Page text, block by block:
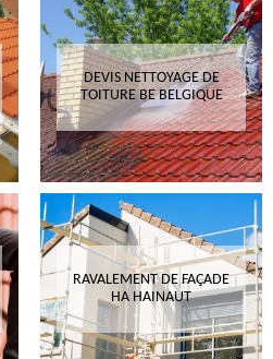
DEVIS NETTOYAGE DE
TOITURE BE BELGIQUE
RAVALEMENT DE FAÇADE
HA HAINAUT